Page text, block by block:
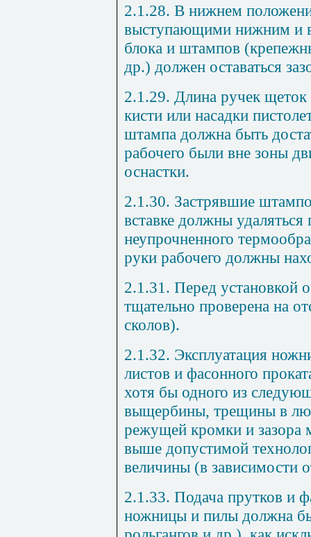
2.1.28. В нижнем
выступающими нижним и
блока и штампов
др.) должен оставаться
2.1.29. Длина ручек
кисти или насадки
штампа должна быть
рабочего были вне зоны
оснастки.
2.1.30. Застрявшие
вставке должны
неупрочненного
руки рабочего должны
2.1.31. Перед установкой
тщательно проверена на
сколов).
2.1.32. Эксплуатация
листов и фасонного
хотя бы одного из
выщербины, трещины в
режущей кромки и
выше допустимой
величины (в зависимости
2.1.33. Подача прутков и
ножницы и пилы должна